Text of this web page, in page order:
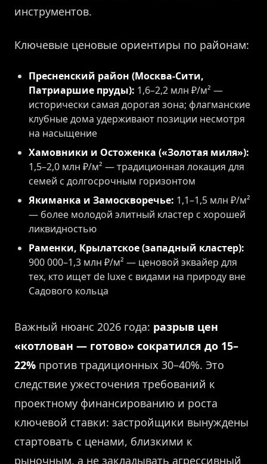
инструментов.
Ключевые ценовые ориентиры по районам:
Пресненский район (Москва-Сити,
Патриаршие пруды): 1,6–2,2 млн ₽/м² —
исторически самая дорогая зона; флагманские
клубные дома удерживают позиции несмотря
на насыщение
Хамовники и Остоженка («Золотая миля»):
1,5–2,0 млн ₽/м² — традиционная локация для
семей с долгосрочным горизонтом
Якиманка и Замоскворечье: 1,1–1,5 млн ₽/м²
— более молодой элитный кластер с хорошей
ликвидностью
Раменки, Крылатское (западный кластер):
900 000–1,3 млн ₽/м² — ценовой эквайер для
тех, кто ищет de luxe с видами на природу вне
Садового кольца
Важный нюанс 2026 года: разрыв цен
«котлован — готово» сократился до 15–
22% против традиционных 30–40%. Это
следствие ужесточения требований к
проектному финансированию и роста
ключевой ставки: застройщики вынуждены
стартовать с ценами, близкими к
рыночным, а не закладывать агрессивный